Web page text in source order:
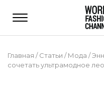
Главная /Статьи /Мода /
сочетать ультрамодное